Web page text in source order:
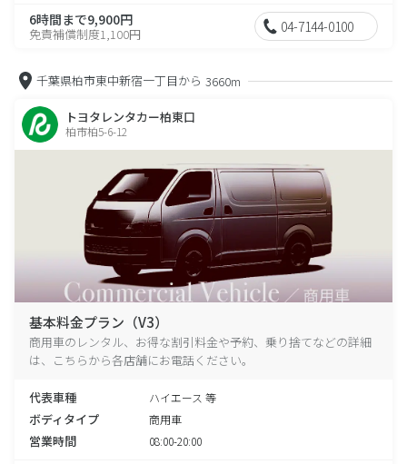
6時間まで9,900円
免責補償制度1,100円 04-7144-0100
千葉県柏市東中新宿一丁目から 3660m
トヨタレンタカー柏東口
柏市柏5-6-12
基本料金プラン（V3）
商用車のレンタル、お得な割引料金や予約、乗り捨てなどの詳細
は、こちらから各店舗にお電話ください。
代表車種 ハイエース 等
ボディタイプ 商用車
営業時間 08:00-20:00